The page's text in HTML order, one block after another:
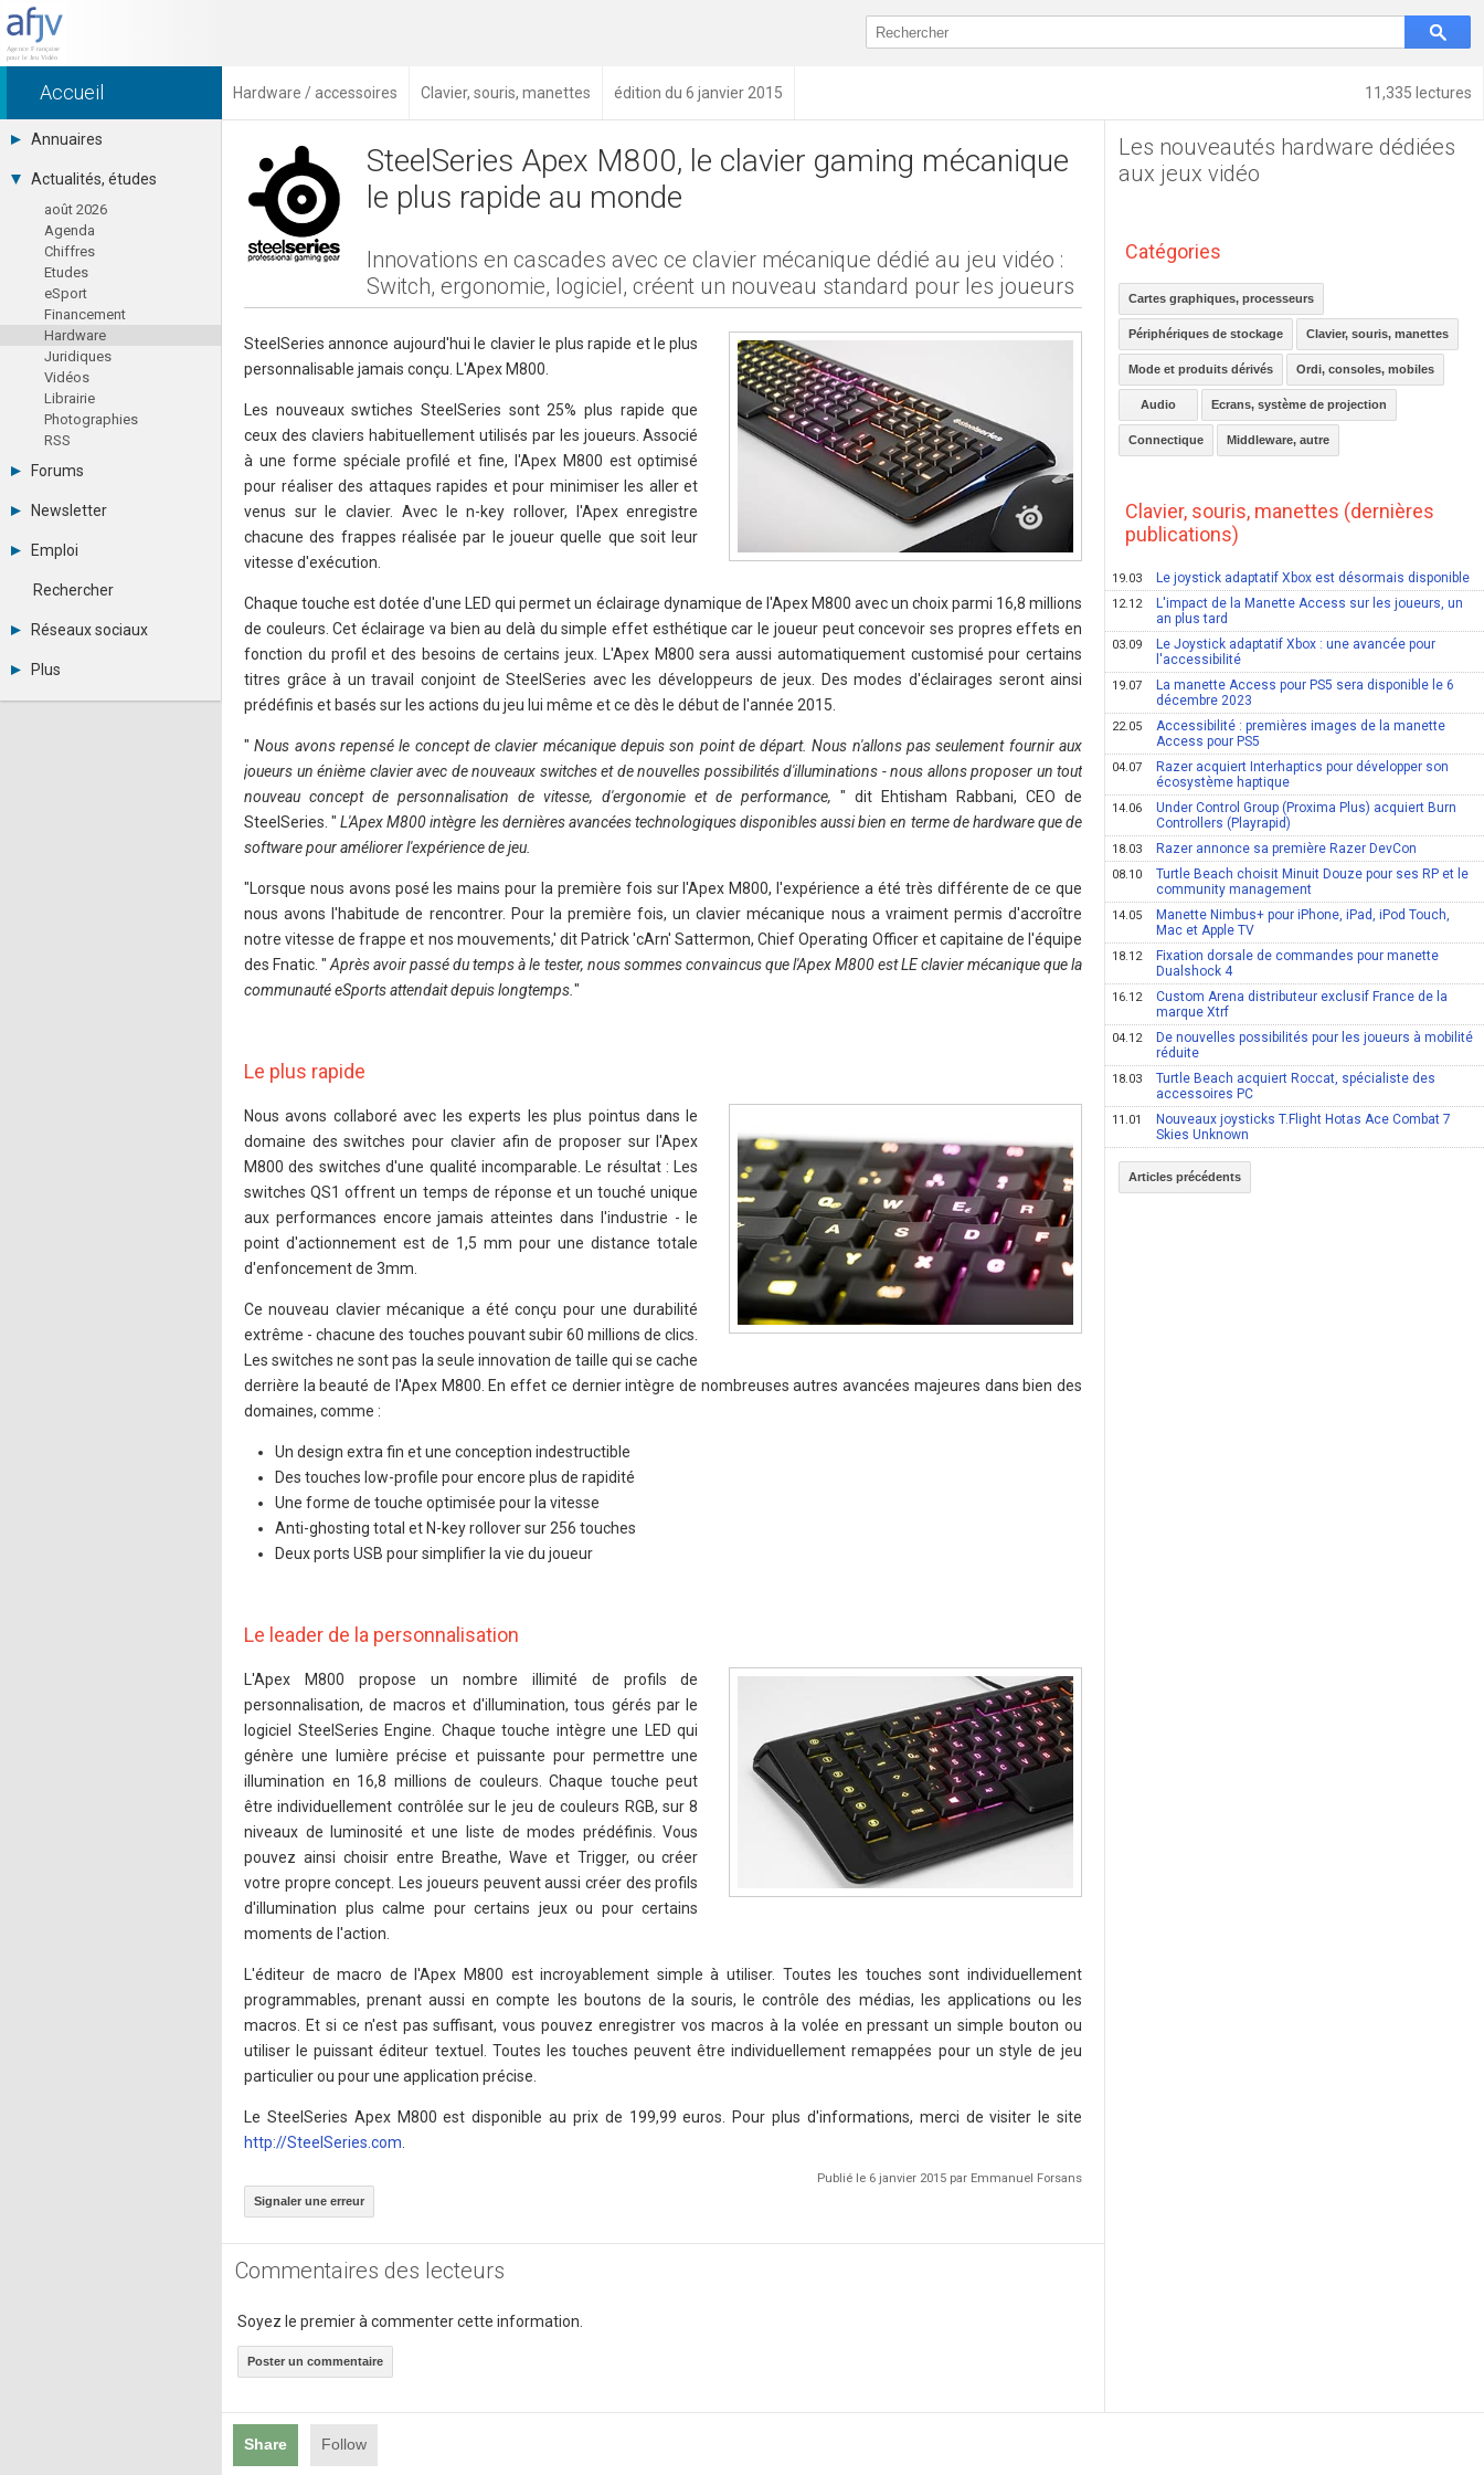
11,335 lectures
Accueil Hardware / accessoires Clavier, souris, manettes édition du 6 janvier 2015
Annuaires
Toutes les sociétés (691)
Studios (418)
Editeurs (49)
Distributeurs (16)
Hard. / Accessoires (10)
Middlewares (15)
Prestataires (99)
Assoc. / Syndicats (21)
Formations / Ecoles (46)
Presse spécialisée (17)
Actualités, études
août 2026
Agenda
Chiffres
Etudes
eSport
Financement
Hardware
Juridiques
Vidéos
Librairie
Photographies
RSS
Forums
Tous les forums
Se connecter
Messages privés
Contacter un modérateur
Newsletter
Archives
Abonnement
Emploi
Consulter les annonces
Observatoire de l'emploi
Rechercher
Réseaux sociaux
LinkedIn
Plus
Annonceurs
SteelSeries Apex M800, le clavier gaming mécanique
le plus rapide au monde
Innovations en cascades avec ce clavier mécanique dédié au jeu vidéo :
Switch, ergonomie, logiciel, créent un nouveau standard pour les joueurs
SteelSeries annonce aujourd'hui le clavier le plus rapide et le plus
personnalisable jamais conçu. L'Apex M800.
Les nouveaux swtiches SteelSeries sont 25% plus rapide que
ceux des claviers habituellement utilisés par les joueurs. Associé
à une forme spéciale profilé et fine, l'Apex M800 est optimisé
pour réaliser des attaques rapides et pour minimiser les aller et
venus sur le clavier. Avec le n-key rollover, l'Apex enregistre
chacune des frappes réalisée par le joueur quelle que soit leur
vitesse d'exécution.
Chaque touche est dotée d'une LED qui permet un éclairage dynamique de l'Apex M800 avec un choix parmi 16,8 millions
de couleurs. Cet éclairage va bien au delà du simple effet esthétique car le joueur peut concevoir ses propres effets en
fonction du profil et des besoins de certains jeux. L'Apex M800 sera aussi automatiquement customisé pour certains
titres grâce à un travail conjoint de SteelSeries avec les développeurs de jeux. Des modes d'éclairages seront ainsi
prédéfinis et basés sur les actions du jeu lui même et ce dès le début de l'année 2015.
" Nous avons repensé le concept de clavier mécanique depuis son point de départ. Nous n'allons pas seulement fournir aux
joueurs un énième clavier avec de nouveaux switches et de nouvelles possibilités d'illuminations - nous allons proposer un tout
nouveau concept de personnalisation de vitesse, d'ergonomie et de performance," dit Ehtisham Rabbani, CEO de
SteelSeries. " L'Apex M800 intègre les dernières avancées technologiques disponibles aussi bien en terme de hardware que de
software pour améliorer l'expérience de jeu.
"Lorsque nous avons posé les mains pour la première fois sur l'Apex M800, l'expérience a été très différente de ce que
nous avons l'habitude de rencontrer. Pour la première fois, un clavier mécanique nous a vraiment permis d'accroître
notre vitesse de frappe et nos mouvements,' dit Patrick 'cArn' Sattermon, Chief Operating Officer et capitaine de l'équipe
des Fnatic. " Après avoir passé du temps à le tester, nous sommes convaincus que l'Apex M800 est LE clavier mécanique que la
communauté eSports attendait depuis longtemps. "
Le plus rapide
Nous avons collaboré avec les experts les plus pointus dans le
domaine des switches pour clavier afin de proposer sur l'Apex
M800 des switches d'une qualité incomparable. Le résultat : Les
switches QS1 offrent un temps de réponse et un touché unique
aux performances encore jamais atteintes dans l'industrie - le
point d'actionnement est de 1,5 mm pour une distance totale
d'enfoncement de 3mm.
Ce nouveau clavier mécanique a été conçu pour une durabilité
extrême - chacune des touches pouvant subir 60 millions de clics.
Les switches ne sont pas la seule innovation de taille qui se cache
derrière la beauté de l'Apex M800. En effet ce dernier intègre de nombreuses autres avancées majeures dans bien des
domaines, comme :
Un design extra fin et une conception indestructible
Des touches low-profile pour encore plus de rapidité
Une forme de touche optimisée pour la vitesse
Anti-ghosting total et N-key rollover sur 256 touches
Deux ports USB pour simplifier la vie du joueur
Le leader de la personnalisation
L'Apex M800 propose un nombre illimité de profils de
personnalisation, de macros et d'illumination, tous gérés par le
logiciel SteelSeries Engine. Chaque touche intègre une LED qui
génère une lumière précise et puissante pour permettre une
illumination en 16,8 millions de couleurs. Chaque touche peut
être individuellement contrôlée sur le jeu de couleurs RGB, sur 8
niveaux de luminosité et une liste de modes prédéfinis. Vous
pouvez ainsi choisir entre Breathe, Wave et Trigger, ou créer
votre propre concept. Les joueurs peuvent aussi créer des profils
d'illumination plus calme pour certains jeux ou pour certains
moments de l'action.
L'éditeur de macro de l'Apex M800 est incroyablement simple à utiliser. Toutes les touches sont individuellement
programmables, prenant aussi en compte les boutons de la souris, le contrôle des médias, les applications ou les
macros. Et si ce n'est pas suffisant, vous pouvez enregistrer vos macros à la volée en pressant un simple bouton ou
utiliser le puissant éditeur textuel. Toutes les touches peuvent être individuellement remappées pour un style de jeu
particulier ou pour une application précise.
Le SteelSeries Apex M800 est disponible au prix de 199,99 euros. Pour plus d'informations, merci de visiter le site
http://SteelSeries.com
Publié le 6 janvier 2015 par Emmanuel Forsans
Signaler une erreur
Commentaires des lecteurs
Soyez le premier à commenter cette information.
Poster un commentaire
Les nouveautés hardware dédiées
aux jeux vidéo
Catégories
Cartes graphiques, processeurs
Périphériques de stockage Clavier, souris, manettes
Mode et produits dérivés Ordi, consoles, mobiles
Audio Ecrans, système de projection
Connectique Middleware, autre
Clavier, souris, manettes (dernières
publications)
19.03 Le joystick adaptatif Xbox est désormais disponible
12.12
L'impact de la Manette Access sur les joueurs, un
an plus tard
03.09
Le Joystick adaptatif Xbox : une avancée pour
l'accessibilité
19.07
La manette Access pour PS5 sera disponible le 6
décembre 2023
22.05
Accessibilité : premières images de la manette
Access pour PS5
04.07
Razer acquiert Interhaptics pour développer son
écosystème haptique
14.06
Under Control Group (Proxima Plus) acquiert Burn
Controllers (Playrapid)
18.03 Razer annonce sa première Razer DevCon
08.10
Turtle Beach choisit Minuit Douze pour ses RP et le
community management
14.05
Manette Nimbus+ pour iPhone, iPad, iPod Touch,
Mac et Apple TV
18.12
Fixation dorsale de commandes pour manette
Dualshock 4
16.12
Custom Arena distributeur exclusif France de la
marque Xtrf
04.12
De nouvelles possibilités pour les joueurs à mobilité
réduite
18.03
Turtle Beach acquiert Roccat, spécialiste des
accessoires PC
11.01
Nouveaux joysticks T.Flight Hotas Ace Combat 7
Skies Unknown
Articles précédents
Share Follow